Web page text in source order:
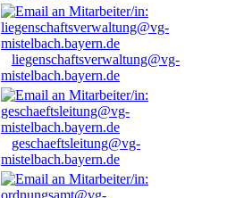
liegenschaftsverwaltung@vg-
mistelbach.bayern.de
geschaeftsleitung@vg-
mistelbach.bayern.de